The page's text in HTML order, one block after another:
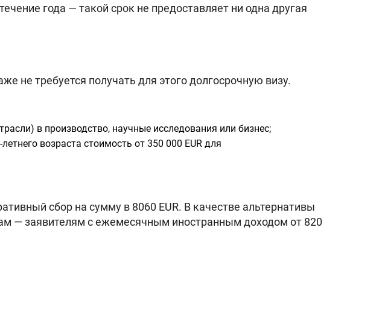
года — такой срок не предоставляет ни одна другая
не требуется получать для этого долгосрочную визу.
в производство, научные исследования или бизнес;
возраста стоимость от 350 000 EUR для
сбор на сумму в 8060 EUR. В качестве альтернативы
— заявителям с ежемесячным иностранным доходом от 820